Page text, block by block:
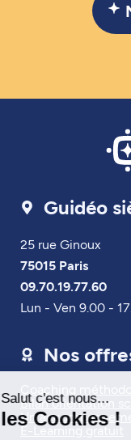
Guidéo
25 rue Ginoux
75015 Paris
09.70.19.77.60
Lun - Ven 9.00 -
Nos
Bilan orientation
Un
E-Learning gratuit